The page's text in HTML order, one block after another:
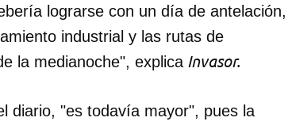
lograrse con un día de antelación,
industrial y las rutas de
la medianoche", explica Invasor.
diario, "es todavía mayor", pues la